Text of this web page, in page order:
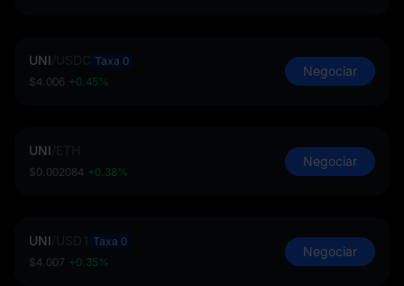
UNI
Taxa 0
$4.006 +0.45%
Negociar
UNI
$0.002084 +0.38%
Negociar
UNI
Taxa 0
$4.007 +0.35%
Negociar